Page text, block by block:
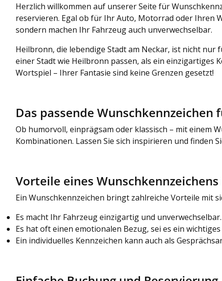
Herzlich willkommen auf unserer Seite für
reservieren. Egal ob für Ihr Auto, Motorrad oder Ihren
sondern machen Ihr Fahrzeug auch unverwechselbar.
Heilbronn, die lebendige Stadt am Neckar, ist nicht
einer Stadt wie Heilbronn passen, als ein einzigartiges
Wortspiel – Ihrer Fantasie sind keine Grenzen gesetzt!
Das passende Wunschkennzeichen
Ob humorvoll, einprägsam oder klassisch – mit einem
Kombinationen. Lassen Sie sich inspirieren und finden
Vorteile eines
Ein Wunschkennzeichen bringt zahlreiche Vorteile mit
Es macht Ihr Fahrzeug einzigartig und unverwechselbar.
Es hat oft einen emotionalen Bezug, sei es ein
Ein individuelles Kennzeichen kann auch als